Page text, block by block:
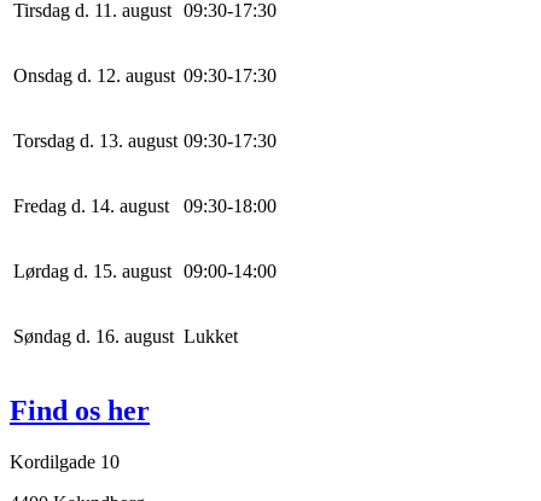
Tirsdag d. 11. august 09:30-17:30
Onsdag d. 12. august 09:30-17:30
Torsdag d. 13. august 09:30-17:30
Fredag d. 14. august 09:30-18:00
Lørdag d. 15. august 09:00-14:00
Søndag d. 16. august Lukket
Find os her
Kordilgade 10